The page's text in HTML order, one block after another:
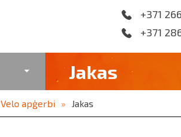
+371
+371
Jakas
Velo apģerbi Jakas